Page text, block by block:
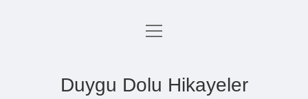
Anasayfa
menüyü
Duygu Dolu Hikayeler